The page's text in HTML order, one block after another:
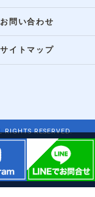
お問い合わせ
サイトマップ
RESERVED.